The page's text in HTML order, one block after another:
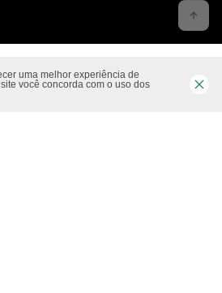
uma melhor experiência de
você concorda com o uso dos